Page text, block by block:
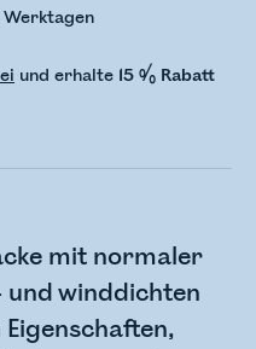
und erhalte 15 % Rabatt
mit normaler
und winddichten